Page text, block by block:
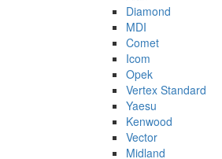
Diamond
MDI
Comet
Icom
Opek
Vertex Standard
Yaesu
Kenwood
Vector
Midland